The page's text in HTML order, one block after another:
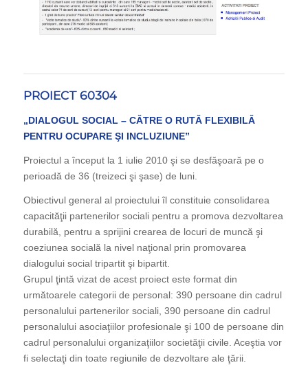
PROIECT 60304
„DIALOGUL SOCIAL – CĂTRE O RUTĂ FLEXIBILĂ
PENTRU OCUPARE ŞI INCLUZIUNE”
Proiectul a început la 1 iulie 2010 şi se desfăşoară pe o
perioadă de 36 (treizeci şi şase) de luni.
Obiectivul general al proiectului îl constituie consolidarea
capacităţii partenerilor sociali pentru a promova dezvoltarea
durabilă, pentru a sprijini crearea de locuri de muncă şi
coeziunea socială la nivel naţional prin promovarea
dialogului social tripartit şi bipartit.
Grupul ţintă vizat de acest proiect este format din
următoarele categorii de personal: 390 persoane din cadrul
personalului partenerilor sociali, 390 persoane din cadrul
personalului asociaţiilor profesionale şi 100 de persoane din
cadrul personalului organizaţiilor societăţii civile. Aceştia vor
fi selectaţi din toate regiunile de dezvoltare ale ţării.